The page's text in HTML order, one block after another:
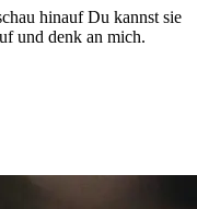
hinauf Du kannst sie
und denk an mich.